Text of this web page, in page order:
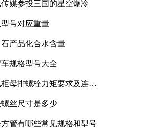
媒参投三国的星空爆冷
号对应重量
产品化合水含量
车规格型号大全
母排螺栓力矩要求及连接
螺丝尺寸是多少
管有哪些常见规格和型号